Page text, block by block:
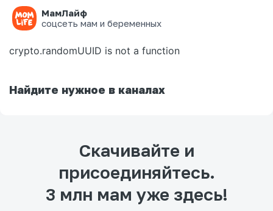
МамЛайф
соцсеть мам и беременных
Ошибка на странице
crypto.randomUUID is not a function
Найдите нужное в каналах
Скачивайте и
присоединяйтесь.
3 млн мам уже здесь!